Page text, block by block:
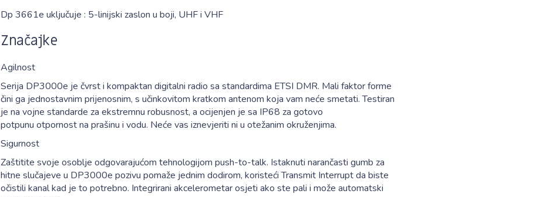
Dp 3661e uključuje : 5-linijski zaslon u boji, UHF i VHF
Značajke
Agilnost
Serija DP3000e je čvrst i kompaktan digitalni radio sa standardima ETSI DMR. Mali faktor forme
čini ga jednostavnim prijenosnim, s učinkovitom kratkom antenom koja vam neće smetati. Testiran
je na vojne standarde za ekstremnu robusnost, a ocijenjen je sa IP68 za gotovo
potpunu otpornost na prašinu i vodu. Neće vas iznevjeriti ni u otežanim okruženjima.
Sigurnost
Zaštitite svoje osoblje odgovarajućom tehnologijom push-to-talk. Istaknuti narančasti gumb za
hitne slučajeve u DP3000e pozivu pomaže jednim dodirom, koristeći Transmit Interrupt da biste
očistili kanal kad je to potrebno. Integrirani akcelerometar osjeti ako ste pali i može automatski